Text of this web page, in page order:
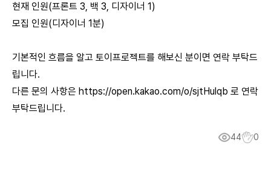
현재 인원(프론트 3, 백 3, 디자이너 1)
모집 인원(디자이너 1분)
기본적인 흐름을 알고 토이프로젝트를 해보신 분이면 연락 부탁드
립니다.
다른 문의 사항은 https://open.kakao.com/o/sjtHulqb 로 연락
부탁드립니다.
44 0